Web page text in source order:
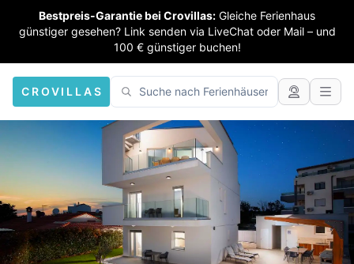
Bestpreis-Garantie bei Crovillas: Gleiche Ferienhaus
günstiger gesehen? Link senden via LiveChat oder Mail – und
100 € günstiger buchen!
CROVILLAS